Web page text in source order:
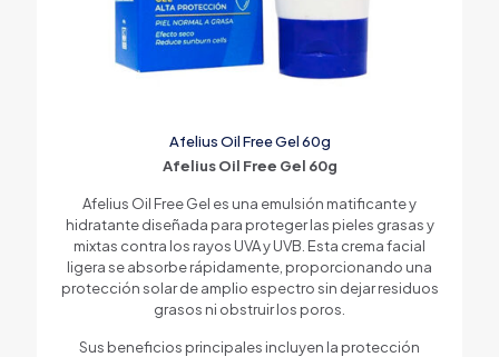
Afelius Oil Free Gel 60g
Afelius Oil Free Gel 60g
Afelius Oil Free Gel es una emulsión matificante y
hidratante diseñada para proteger las pieles grasas y
mixtas contra los rayos UVA y UVB. Esta crema facial
ligera se absorbe rápidamente, proporcionando una
protección solar de amplio espectro sin dejar residuos
grasos ni obstruir los poros.
Sus beneficios principales incluyen la protección